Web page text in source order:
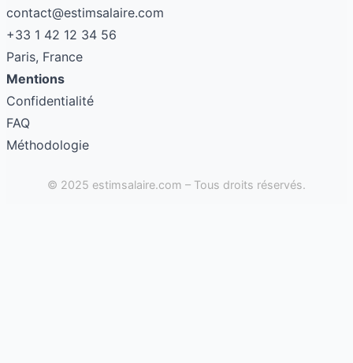
contact@estimsalaire.com
+33 1 42 12 34 56
Paris, France
Mentions
Confidentialité
FAQ
Méthodologie
© 2025 estimsalaire.com – Tous droits réservés.